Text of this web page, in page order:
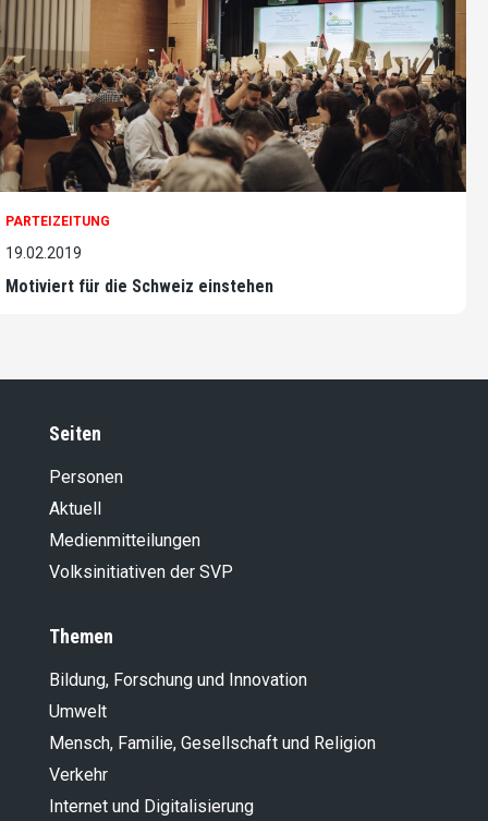
PARTEIZEITUNG
19.02.2019
Motiviert für die Schweiz einstehen
Seiten
Personen
Aktuell
Medienmitteilungen
Volksinitiativen der SVP
Themen
Bildung, Forschung und Innovation
Umwelt
Mensch, Familie, Gesellschaft und Religion
Verkehr
Internet und Digitalisierung